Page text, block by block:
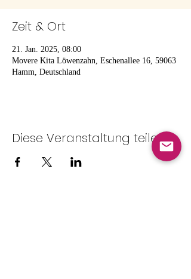
Zeit & Ort
21. Jan. 2025, 08:00
Movere Kita Löwenzahn, Eschenallee 16, 59063
Hamm, Deutschland
Diese Veranstaltung teilen